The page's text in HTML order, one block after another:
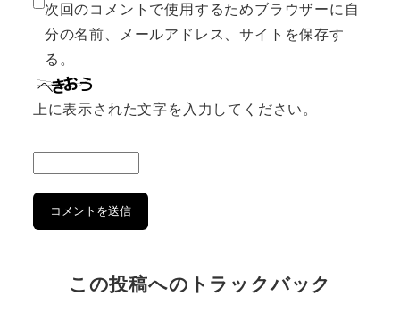
次回のコメントで使用するためブラウザーに自
分の名前、メールアドレス、サイトを保存す
る。
上に表示された文字を入力してください。
この投稿へのトラックバック